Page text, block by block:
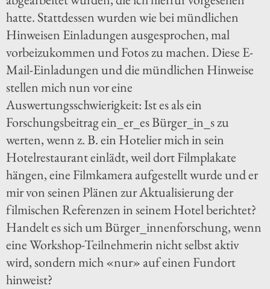
hatte. Stattdessen wurden wie bei mündlichen
Hinweisen Einladungen ausgesprochen, mal
vorbeizukommen und Fotos zu machen. Diese E-
Mail-Einladungen und die mündlichen Hinweise
stellen mich nun vor eine
Auswertungsschwierigkeit: Ist es als ein
Forschungsbeitrag ein_er_es Bürger_in_s zu
werten, wenn z. B. ein Hotelier mich in sein
Hotelrestaurant einlädt, weil dort Filmplakate
hängen, eine Filmkamera aufgestellt wurde und er
mir von seinen Plänen zur Aktualisierung der
filmischen Referenzen in seinem Hotel berichtet?
Handelt es sich um Bürger_innenforschung, wenn
eine Workshop-Teilnehmerin nicht selbst aktiv
wird, sondern mich «nur» auf einen Fundort
hinweist?